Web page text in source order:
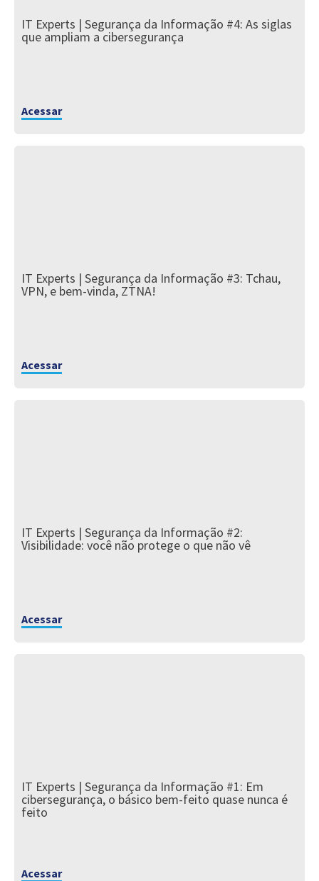
IT Experts | Segurança da Informação #4: As siglas
que ampliam a cibersegurança
Acessar
IT Experts | Segurança da Informação #3: Tchau,
VPN, e bem-vinda, ZTNA!
Acessar
IT Experts | Segurança da Informação #2:
Visibilidade: você não protege o que não vê
Acessar
IT Experts | Segurança da Informação #1: Em
cibersegurança, o básico bem-feito quase nunca é
feito
Acessar